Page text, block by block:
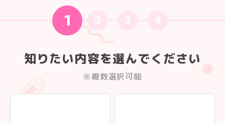
1 2 3 4
知りたい内容を選んでください
※複数選択可能